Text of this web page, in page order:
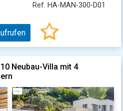
Ref. HA-MAN-300-D01
Neubau-Villa mit 4